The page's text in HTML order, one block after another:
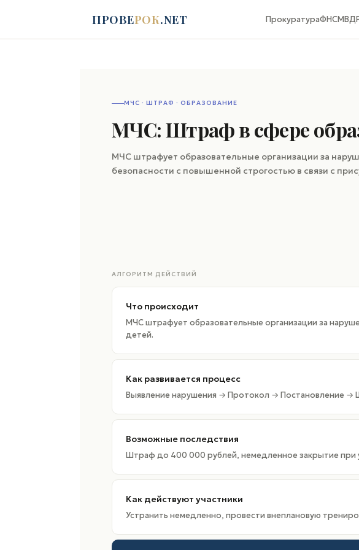
ПРОВЕРОК.NET ПрокуратураФНСМВД
МЧС · ШТРАФ · ОБРАЗОВАНИЕ
МЧС: Штраф в сфере
МЧС штрафует образовательные организации за
безопасности с повышенной строгостью в связи с
АЛГОРИТМ ДЕЙСТВИЙ
Что происходит
МЧС штрафует образовательные организации за
детей.
Как развивается процесс
Выявление нарушения → Протокол → Постановление
Возможные последствия
Штраф до 400 000 рублей, немедленное закрытие при
Как действуют участники
Устранить немедленно, провести внеплановую